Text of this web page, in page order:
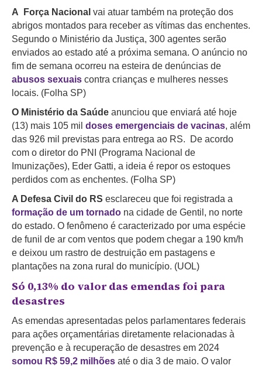
A Força Nacional vai atuar também na proteção dos
abrigos montados para receber as vítimas das enchentes.
Segundo o Ministério da Justiça, 300 agentes serão
enviados ao estado até a próxima semana. O anúncio no
fim de semana ocorreu na esteira de denúncias de
abusos sexuais contra crianças e mulheres nesses
locais. (Folha SP)
O Ministério da Saúde anunciou que enviará até hoje
(13) mais 105 mil doses emergenciais de vacinas, além
das 926 mil previstas para entrega ao RS. De acordo
com o diretor do PNI (Programa Nacional de
Imunizações), Eder Gatti, a ideia é repor os estoques
perdidos com as enchentes. (Folha SP)
A Defesa Civil do RS esclareceu que foi registrada a
formação de um tornado na cidade de Gentil, no norte
do estado. O fenômeno é caracterizado por uma espécie
de funil de ar com ventos que podem chegar a 190 km/h
e deixou um rastro de destruição em pastagens e
plantações na zona rural do município. (UOL)
Só 0,13% do valor das emendas foi para
desastres
As emendas apresentadas pelos parlamentares federais
para ações orçamentárias diretamente relacionadas à
prevenção e à recuperação de desastres em 2024
somou R$ 59,2 milhões até o dia 3 de maio. O valor